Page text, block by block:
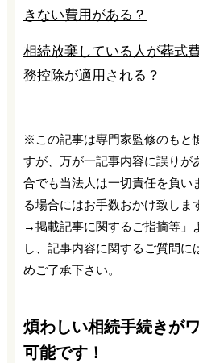
きない費用がある？
相続放棄している人が葬式
務控除が適用される？
※この記事は専門家監修のもと
すが、万が一記事内容に誤りが
合でも当法人は一切責任を負い
る場合にはお手数おかけ致しま
→掲載記事に関するご指摘等」
し、記事内容に関するご質問
めご了承下さい。
煩わしい相続手続きが
可能です！